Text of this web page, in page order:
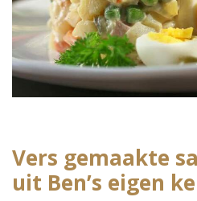
Vers gemaakte
uit Ben’s eigen